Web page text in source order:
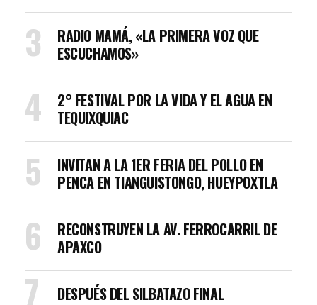
RADIO MAMÁ, «LA PRIMERA VOZ QUE
ESCUCHAMOS»
2° FESTIVAL POR LA VIDA Y EL AGUA EN
TEQUIXQUIAC
INVITAN A LA 1ER FERIA DEL POLLO EN
PENCA EN TIANGUISTONGO, HUEYPOXTLA
RECONSTRUYEN LA AV. FERROCARRIL DE
APAXCO
DESPUÉS DEL SILBATAZO FINAL